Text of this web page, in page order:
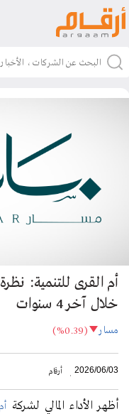
أم القرى للتنمية:
خلال آخر 4 سنوات
مسار (%0.39)
2026/06/03 أرقام
أظهر الأداء المالي لشركة